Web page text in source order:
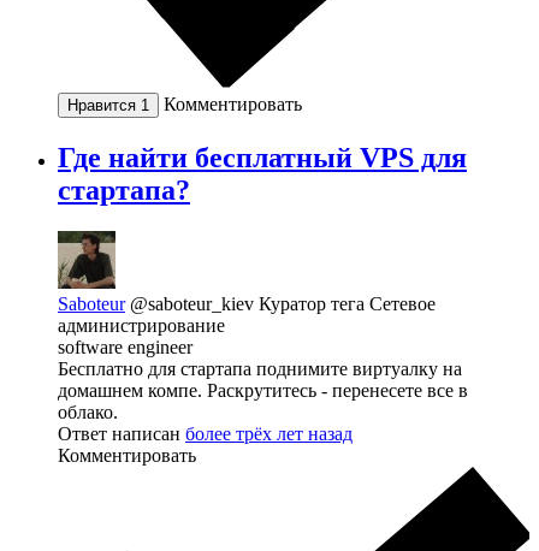
Нравится 1 Комментировать
Где найти бесплатный VPS для
стартапа?
Saboteur @saboteur_kiev Куратор тега Сетевое
администрирование
software engineer
Бесплатно для стартапа поднимите виртуалку на
домашнем компе. Раскрутитесь - перенесете все в
облако.
Ответ написан более трёх лет назад
Комментировать